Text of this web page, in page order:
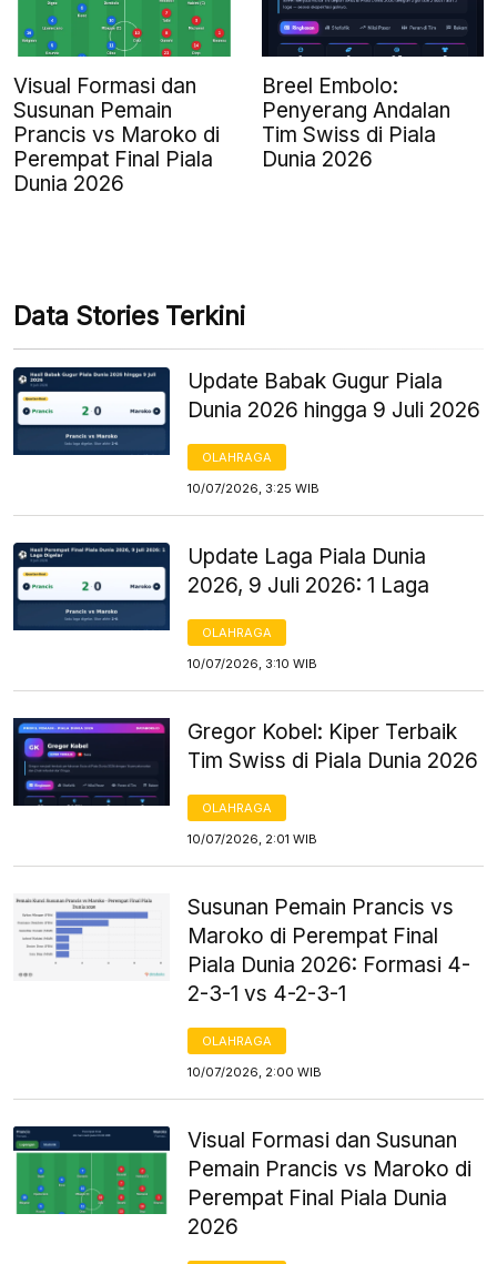
Visual Formasi dan
Susunan Pemain
Prancis vs Maroko di
Perempat Final Piala
Dunia 2026
Breel Embolo:
Penyerang Andalan
Tim Swiss di Piala
Dunia 2026
Data Stories Terkini
Update Babak Gugur Piala
Dunia 2026 hingga 9 Juli 2026
OLAHRAGA
10/07/2026, 3:25 WIB
Update Laga Piala Dunia
2026, 9 Juli 2026: 1 Laga
OLAHRAGA
10/07/2026, 3:10 WIB
Gregor Kobel: Kiper Terbaik
Tim Swiss di Piala Dunia 2026
OLAHRAGA
10/07/2026, 2:01 WIB
Susunan Pemain Prancis vs
Maroko di Perempat Final
Piala Dunia 2026: Formasi 4-
2-3-1 vs 4-2-3-1
OLAHRAGA
10/07/2026, 2:00 WIB
Visual Formasi dan Susunan
Pemain Prancis vs Maroko di
Perempat Final Piala Dunia
2026